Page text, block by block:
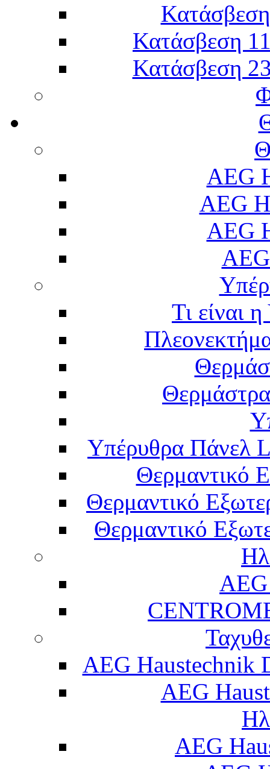
Κατάσβεση
Κατάσβεση
AEG
AEG
AEG
Τι είναι
Υπέρυθρα Πάνελ
Θερμαντικό
Θερμαντικό
Θερμαντικό
AEG Haustechnik
AEG
AEG